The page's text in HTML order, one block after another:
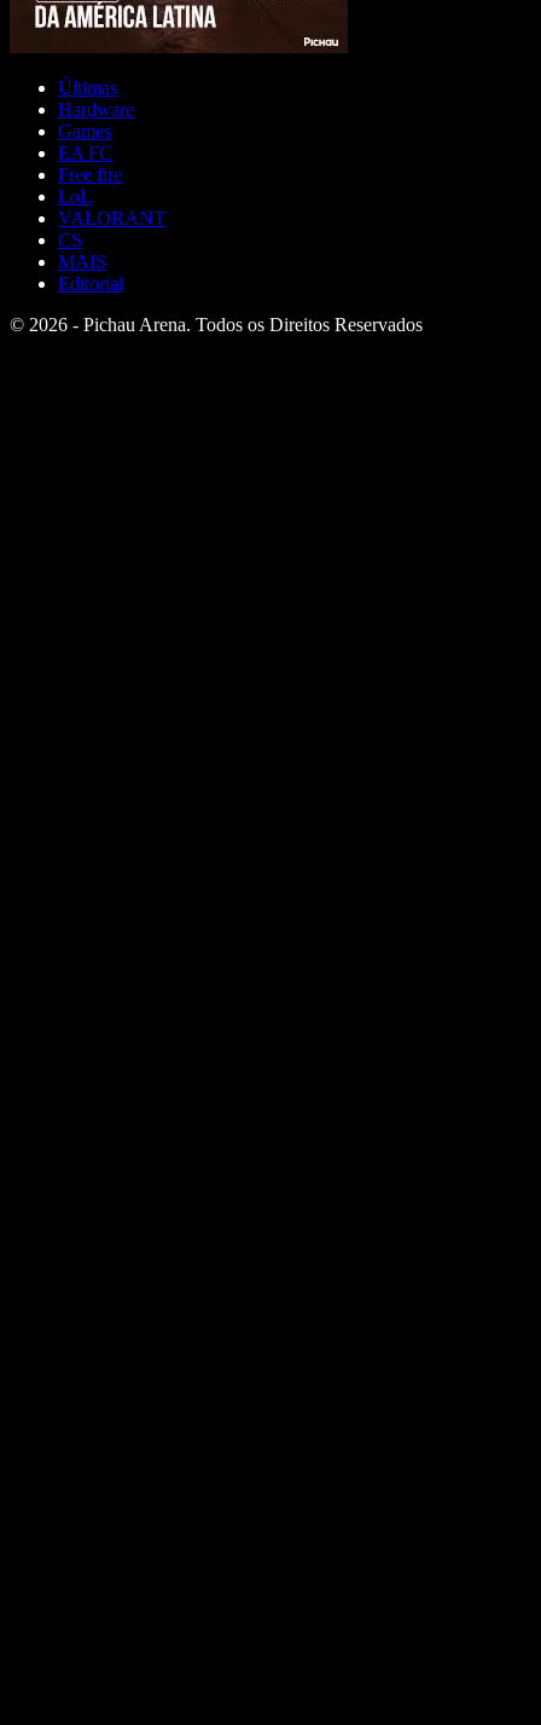
Últimas
Hardware
Games
EA FC
Free fire
LoL
VALORANT
CS
MAIS
Editorial
© 2026 - Pichau Arena. Todos os Direitos Reservados